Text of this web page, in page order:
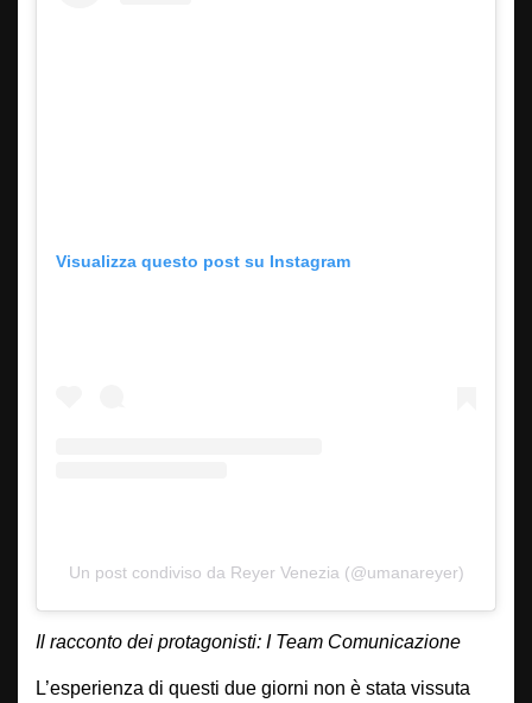
Visualizza questo post su Instagram
Un post condiviso da Reyer Venezia (@umanareyer)
Il racconto dei protagonisti: I Team Comunicazione
L’esperienza di questi due giorni non è stata vissuta